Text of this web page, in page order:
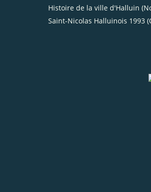
Histoire de la ville d'Halluin
Saint-Nicolas Halluinois 1993